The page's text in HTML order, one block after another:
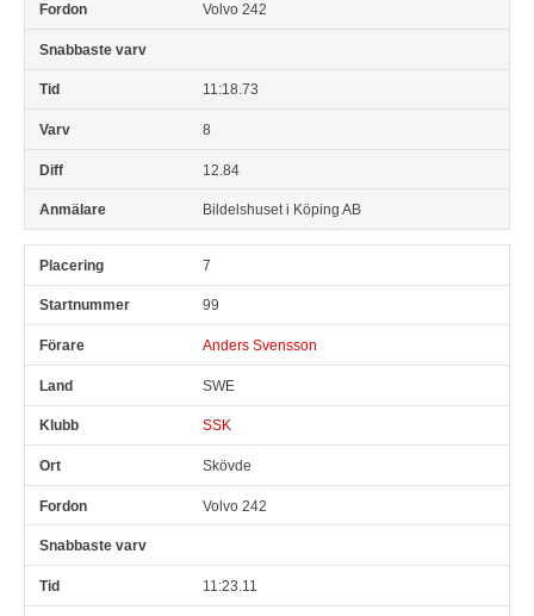
Volvo 242
11:18.73
8
12.84
Bildelshuset i Köping AB
7
99
Anders Svensson
SWE
SSK
Skövde
Volvo 242
11:23.11